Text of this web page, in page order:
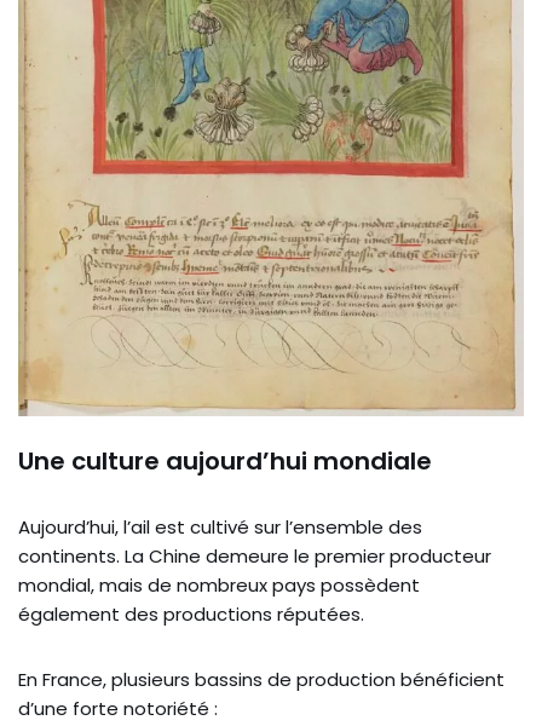
Une culture aujourd’hui mondiale
Aujourd’hui, l’ail est cultivé sur l’ensemble des
continents. La Chine demeure le premier producteur
mondial, mais de nombreux pays possèdent
également des productions réputées.
En France, plusieurs bassins de production bénéficient
d’une forte notoriété :